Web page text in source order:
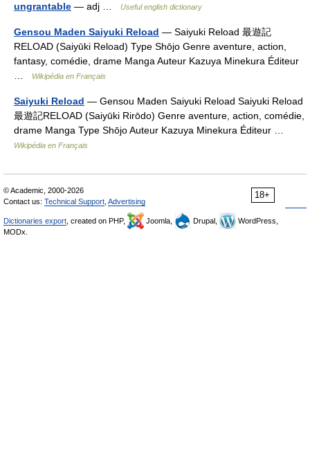
ungrantable — adj … Useful english dictionary
Gensou Maden Saiyuki Reload — Saiyuki Reload 最遊記
RELOAD (Saiyūki Reload) Type Shōjo Genre aventure, action,
fantasy, comédie, drame Manga Auteur Kazuya Minekura Éditeur
Wikipédia en Français
Saiyuki Reload — Gensou Maden Saiyuki Reload Saiyuki Reload
最遊記RELOAD (Saiyūki Rirōdo) Genre aventure, action, comédie,
drame Manga Type Shōjo Auteur Kazuya Minekura Éditeur …
Wikipédia en Français
18+
© Academic, 2000-2026
Contact us: Technical Support Advertising
Dictionaries export , created on PHP, Joomla, Drupal,
WordPress,
MODx.